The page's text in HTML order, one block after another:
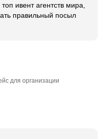
ивент агентств мира,
правильный посыл
для организации